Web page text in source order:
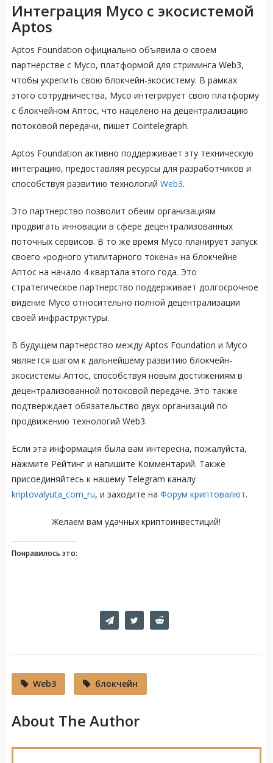
Интеграция Myco с экосистемой
Aptos
Aptos Foundation официально объявила о своем
партнерстве с Myco, платформой для стриминга Web3,
чтобы укрепить свою блокчейн-экосистему. В рамках
этого сотрудничества, Myco интегрирует свою платформу
с блокчейном Аптос, что нацелено на децентрализацию
потоковой передачи, пишет Cointelegraph.
Aptos Foundation активно поддерживает эту техническую
интеграцию, предоставляя ресурсы для разработчиков и
способствуя развитию технологий Web3.
Это партнерство позволит обеим организациям
продвигать инновации в сфере децентрализованных
поточных сервисов. В то же время Myco планирует запуск
своего «родного утилитарного токена» на блокчейне
Аптос на начало 4 квартала этого года. Это
стратегическое партнерство поддерживает долгосрочное
видение Myco относительно полной децентрализации
своей инфраструктуры.
В будущем партнерство между Aptos Foundation и Myco
является шагом к дальнейшему развитию блокчейн-
экосистемы Аптос, способствуя новым достижениям в
децентрализованной потоковой передаче. Это также
подтверждает обязательство двух организаций по
продвижению технологий Web3.
Если эта информация была вам интересна, пожалуйста,
нажмите Рейтинг и напишите Комментарий. Также
присоединяйтесь к нашему Telegram каналу
kriptovalyuta_com_ru, и заходите на Форум криптовалют.
Желаем вам удачных криптоинвестиций!
Понравилось это:
Web3 блокчейн
About The Author